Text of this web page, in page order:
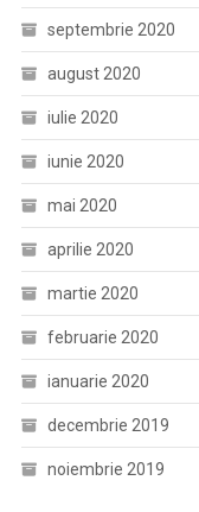
septembrie 2020
august 2020
iulie 2020
iunie 2020
mai 2020
aprilie 2020
martie 2020
februarie 2020
ianuarie 2020
decembrie 2019
noiembrie 2019